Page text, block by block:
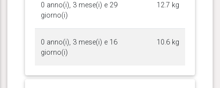
0 anno(i), 3 mese(i) e 29
giorno(i)
12.7 kg
0 anno(i), 3 mese(i) e 16
giorno(i)
10.6 kg